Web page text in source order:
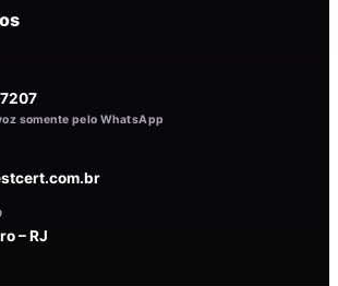
somente pelo WhatsApp
– RJ